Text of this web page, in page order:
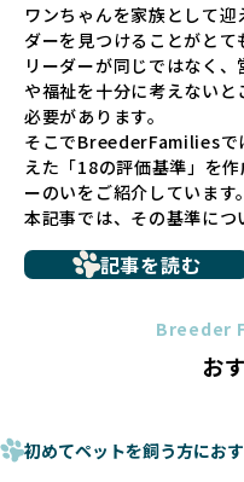
長するための環境が十分
での間に過密な環境や長
少なくありません。この
の問題につながりやすく
は言えません。
こうした背景から、
さない直接販売を採用す
ペットショップを利用する
ん。
ペットショップを避けた方
法令レベルの最低基準に
ものに過ぎず、ワンちゃ
少なくなく、消費者にとっ
ワンちゃんを家族として
ダーを見つけることがと
リーダーが同じではなく
や福祉を十分に考えない
必要があります。
そこでBreederFamiliesで
えた「18の評価基準」を
ーのいをご紹介しています。
本記事では、その基準に
に断尾（しっぽを切る）
ことがあります。
これは痛みを伴う処置で
手段でもあるため、切断さ
記事を読む
Breeder
お
初めてペットを飼う方にお